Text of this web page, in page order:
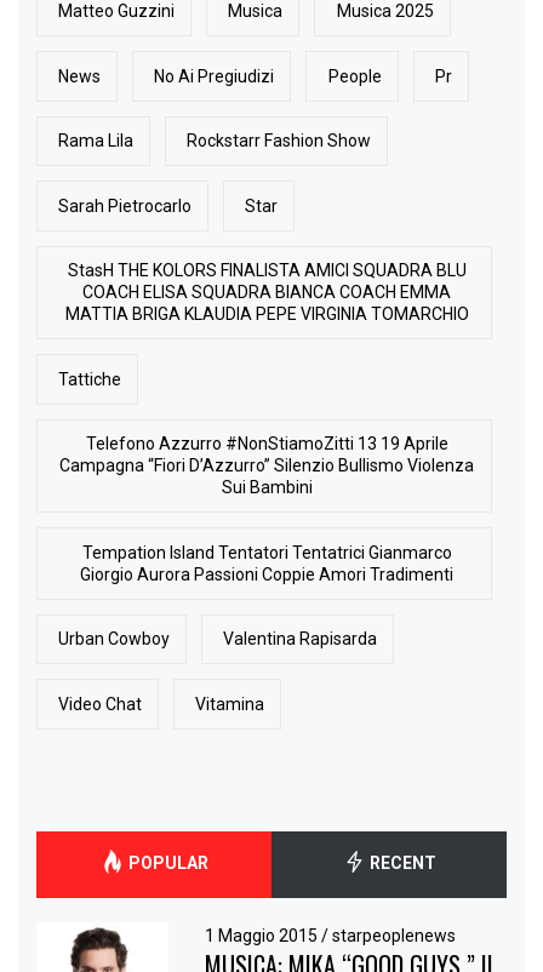
Matteo Guzzini Musica Musica 2025
News No Ai Pregiudizi People Pr
Rama Lila Rockstarr Fashion Show
Sarah Pietrocarlo Star
StasH THE KOLORS FINALISTA AMICI SQUADRA BLU
COACH ELISA SQUADRA BIANCA COACH EMMA
MATTIA BRIGA KLAUDIA PEPE VIRGINIA TOMARCHIO
Tattiche
Telefono Azzurro #NonStiamoZitti 13 19 Aprile
Campagna “Fiori D’Azzurro” Silenzio Bullismo Violenza
Sui Bambini
Tempation Island Tentatori Tentatrici Gianmarco
Giorgio Aurora Passioni Coppie Amori Tradimenti
Urban Cowboy Valentina Rapisarda
Video Chat Vitamina
POPULAR RECENT
1 Maggio 2015/ starpeoplenews